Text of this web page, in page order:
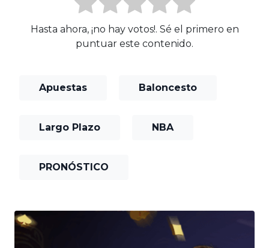
Hasta ahora, ¡no hay votos!. Sé el primero en
puntuar este contenido.
Apuestas Baloncesto
Largo Plazo NBA
PRONÓSTICO